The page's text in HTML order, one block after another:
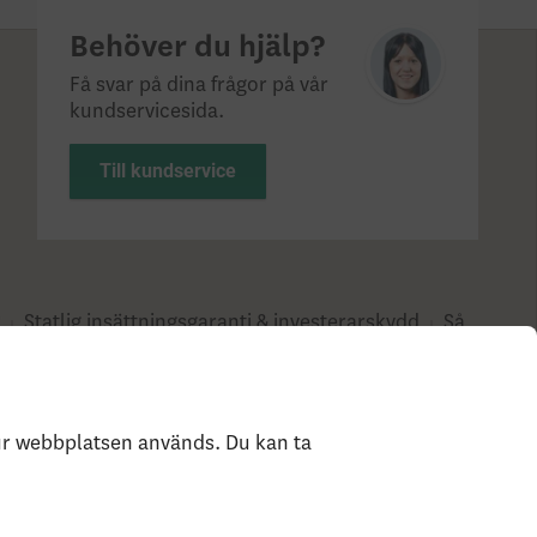
Behöver du hjälp?
Få svar på dina frågor på vår
kundservicesida.
Till kundservice
Statlig insättningsgaranti & investerar­skydd
Så
webbplatsen används. Du kan ta